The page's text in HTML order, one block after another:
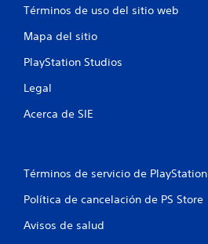
Términos de uso del sitio web
Mapa del sitio
PlayStation Studios
Legal
Acerca de SIE
Términos de servicio de PlayStation
Política de cancelación de PS Store
Avisos de salud